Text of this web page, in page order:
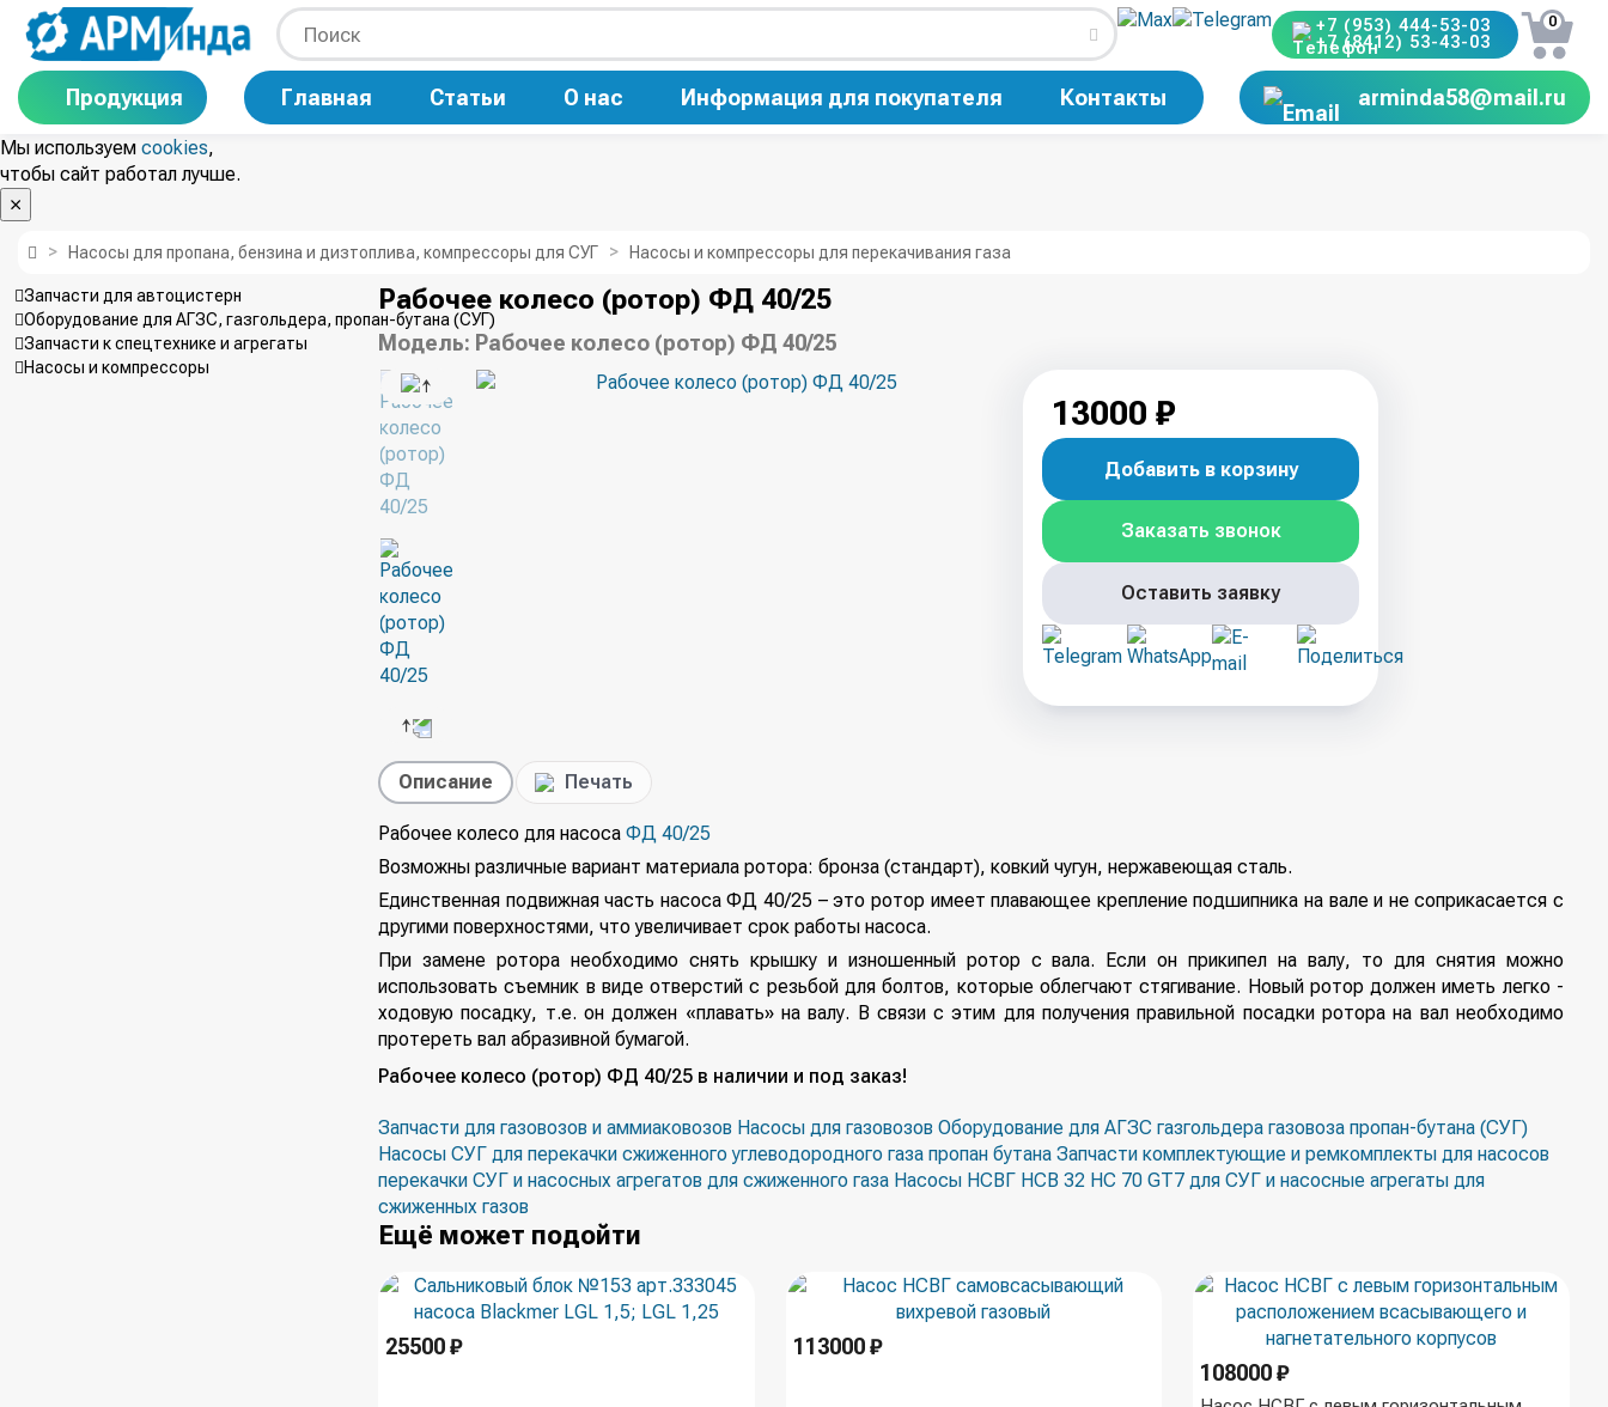
+7 (953) 444-53-03
+7 (8412) 53-43-03
0
Продукция Главная Статьи О нас Информация для покупателя Контакты arminda58@mail.ru
Мы используем cookies,
чтобы сайт работал лучше.
Насосы для пропана, бензина и дизтоплива, компрессоры для СУГ Насосы и компрессоры для перекачивания газа
Запчасти для автоцистерн
Оборудование для АГЗС, газгольдера, пропан-бутана (СУГ)
Запчасти к спецтехнике и агрегаты
Насосы и компрессоры
Рабочее колесо (ротор) ФД 40/25
Модель: Рабочее колесо (ротор) ФД 40/25
13000 ₽
Добавить в корзину
Заказать звонок
Оставить заявку
Описание Печать
Рабочее колесо для насоса ФД 40/25
Возможны различные вариант материала ротора: бронза (стандарт), ковкий чугун, нержавеющая сталь.
Единственная подвижная часть насоса ФД 40/25 – это ротор имеет плавающее крепление подшипника на вале и не соприкасается с
другими поверхностями, что увеличивает срок работы насоса.
При замене ротора необходимо снять крышку и изношенный ротор с вала. Если он прикипел на валу, то для снятия можно
использовать съемник в виде отверстий с резьбой для болтов, которые облегчают стягивание. Новый ротор должен иметь легко -
ходовую посадку, т.е. он должен «плавать» на валу. В связи с этим для получения правильной посадки ротора на вал необходимо
протереть вал абразивной бумагой.
Рабочее колесо (ротор) ФД 40/25 в наличии и под заказ!
Запчасти для газовозов и аммиаковозов Насосы для газовозов Оборудование для АГЗС газгольдера газовоза пропан-бутана (СУГ)
Насосы СУГ для перекачки сжиженного углеводородного газа пропан бутана Запчасти комплектующие и ремкомплекты для насосов
перекачки СУГ и насосных агрегатов для сжиженного газа Насосы НСВГ НСВ 32 НС 70 GT7 для СУГ и насосные агрегаты для
сжиженных газов
Ещё может подойти
25500 ₽ 113000 ₽
108000 ₽